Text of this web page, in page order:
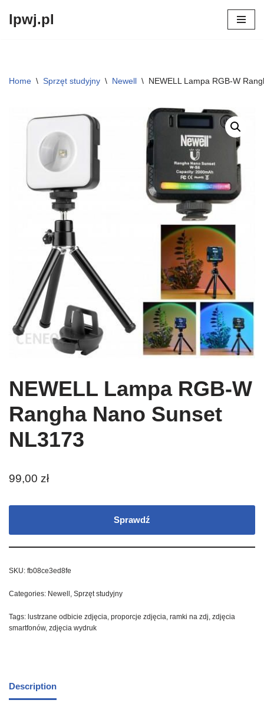
lpwj.pl
Home \ Sprzęt studyjny \ Newell \ NEWELL Lampa RGB-W
NEWELL Lampa RGB-W
Rangha Nano Sunset
NL3173
99,00 zł
Sprawdź
SKU: fb08ce3ed8fe
Categories: Newell, Sprzęt studyjny
Tags: lustrzane odbicie zdjęcia, proporcje zdjęcia, ramki na zdj, zdjęcia
smartfonów, zdjęcia wydruk
Description